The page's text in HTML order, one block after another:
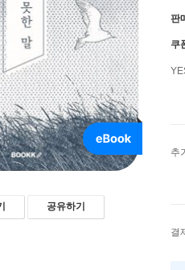
공유하기
판
쿠
추
결